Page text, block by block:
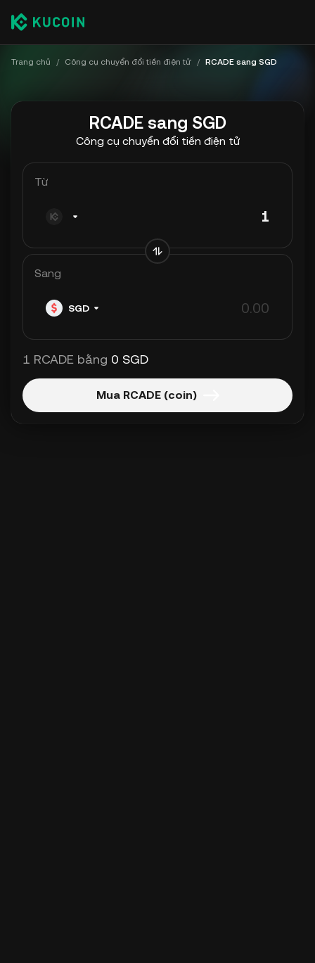
Trang chủ / Công cụ chuyển đổi tiền điện tử / RCADE sang SGD
RCADE sang SGD
Công cụ chuyển đổi tiền điện tử
Từ
Sang
SGD
1 RCADE bằng 0 SGD
Mua RCADE (coin)